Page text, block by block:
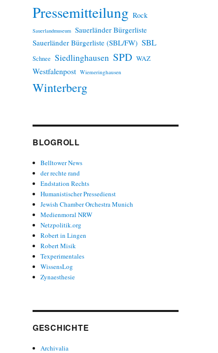
Pressemitteilung Rock
Sauerlandmuseum Sauerländer Bürgerliste
Sauerländer Bürgerliste (SBL/FW) SBL
Schnee Siedlinghausen SPD WAZ
Westfalenpost Wiemeringhausen
Winterberg
BLOGROLL
Belltower News
der rechte rand
Endstation Rechts
Humanistischer Pressedienst
Jewish Chamber Orchestra Munich
Medienmoral NRW
Netzpolitik.org
Robert in Lingen
Robert Misik
Texperimentales
WissensLog
Zynaesthesie
GESCHICHTE
Archivalia